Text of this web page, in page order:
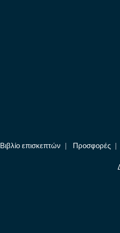
Βιβλίο επισκεπτών | Προσφορές |